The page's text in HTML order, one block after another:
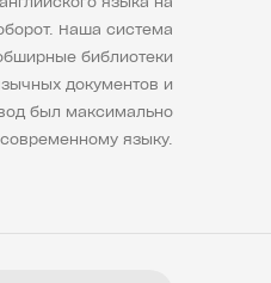
Наша система
библиотеки
документов и
был максимально
языку.